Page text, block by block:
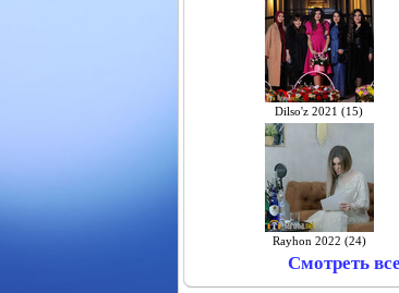
Dilso'z 2021 (15)
Rayhon 2022 (24)
Смотреть